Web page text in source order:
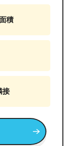
積
接